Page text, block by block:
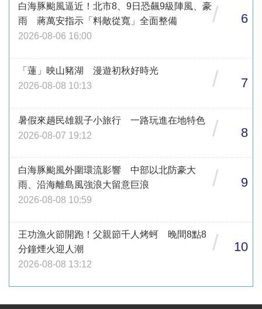
白海豚颱風逼近！北市8、9日恐飆9級陣風、豪
雨 蔣萬安指示「料敵從寬」全面整備
2026-08-06 16:00
/ 6
「蓮」映山豬湖 漫遊初秋好時光
2026-08-08 10:13
/ 7
暑假來趟民雄親子小旅行 一路玩進在地特色
2026-08-07 19:12
/ 8
白海豚颱風外圍環流影響 中部以北防豪大
雨、沿海離島風強浪大留意巨浪
2026-08-08 10:59
/ 9
王功漁火節開跑！父親節千人烤蚵 晚間8點8
分鐘煙火迎人潮
2026-08-08 13:12
/ 10